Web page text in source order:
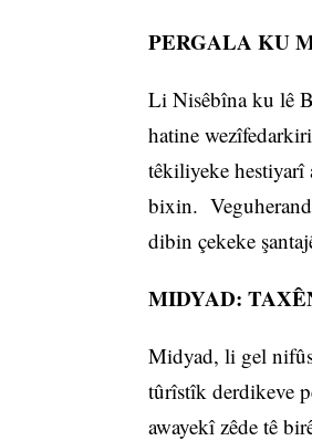
PERGALA KU
Li Nisêbîna ku lê
hatine
têkiliyeke
bixin.
dibin çekeke
MIDYAD:
Midyad, li gel
tûrîstîk derdikeve
awayekî zêde tê